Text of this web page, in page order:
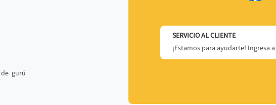
gurú
SERVICIO AL CLIENTE
¡Estamos para ayudarte! Ingresa a